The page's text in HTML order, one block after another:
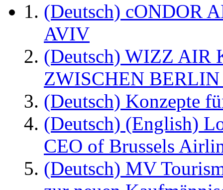
(Deutsch) cONDOR
AVIV
(Deutsch) WIZZ AIR
ZWISCHEN
(Deutsch) Konzepte
(Deutsch) (English)
CEO of Brussels
(Deutsch) MV